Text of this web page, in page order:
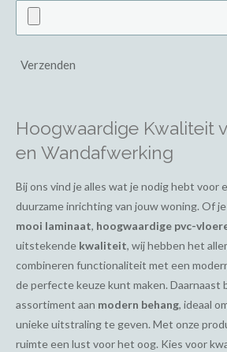
Verzenden
Hoogwaardige Kwaliteit
en Wandafwerking
Bij ons vind je alles wat je nodig hebt voor
duurzame inrichting van jouw woning. Of
mooi laminaat, hoogwaardige pvc-
uitstekende kwaliteit, wij hebben het
combineren functionaliteit met een
de perfecte keuze kunt maken. Daarnaast
assortiment aan modern behang, ideaal
unieke uitstraling te geven. Met onze
ruimte een lust voor het oog. Kies voor